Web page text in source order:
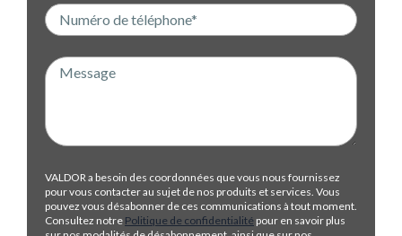
VALDOR a besoin des coordonnées que vous nous fournissez
pour vous contacter au sujet de nos produits et services. Vous
pouvez vous désabonner de ces communications à tout moment.
Consultez notre Politique de confidentialité pour en savoir plus